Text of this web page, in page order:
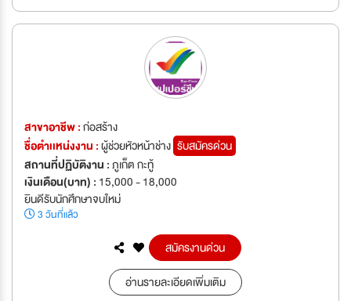
สาขาอาชีพ :ก่อสร้าง
ชื่อตำเเหน่งงาน :ผู้ช่วยหัวหน้าช่าง รับสมัครด่วน
สถานที่ปฏิบัติงาน :ภูเก็ต กะทู้
เงินเดือน(บาท) : 15,000 - 18,000
ยินดีรับนักศึกษาจบใหม่
3 วันที่แล้ว
สมัครงานด่วน
อ่านรายละเอียดเพิ่มเติม